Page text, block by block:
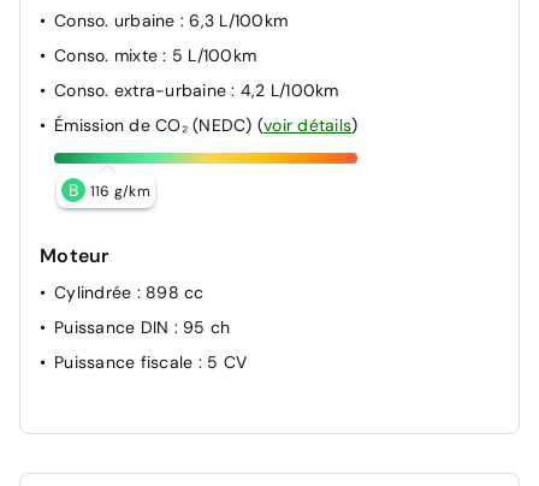
Conso. urbaine : 6,3 L/100km
Conso. mixte: 5 L/100km
Conso. extra-urbaine: 4,2 L/100km
Émission de CO₂ (NEDC) (voir détails)
B 116 g/km
Moteur
Cylindrée : 898 cc
Puissance DIN : 95 ch
Puissance fiscale : 5 CV